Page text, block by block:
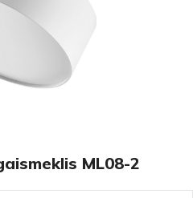
ML08-2